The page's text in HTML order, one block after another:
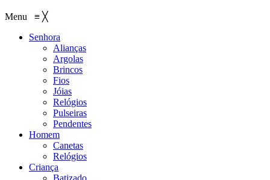
Menu ≡ ╳
Senhora
Alianças
Argolas
Brincos
Fios
Jóias
Relógios
Pulseiras
Pendentes
Homem
Canetas
Relógios
Criança